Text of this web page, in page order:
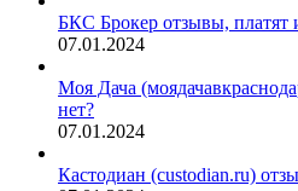
БКС Брокер отзывы, платят
07.01.2024
Моя Дача
нет?
07.01.2024
Кастодиан (custodian.ru)